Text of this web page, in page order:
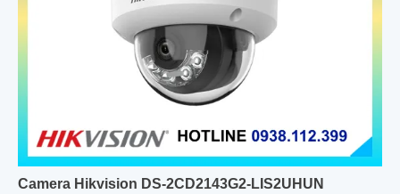
Camera Hikvision DS-2CD2143G2-LIS2UHUN